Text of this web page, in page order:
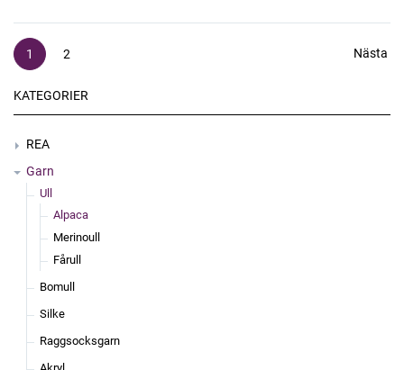
1 2 Nästa
KATEGORIER
REA
Garn
Ull
Alpaca
Merinoull
Fårull
Bomull
Silke
Raggsocksgarn